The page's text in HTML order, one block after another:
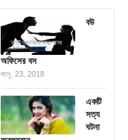
বউ
অফিসের বস
জানু. 23, 2018
একটি
সত্য
ঘটনা